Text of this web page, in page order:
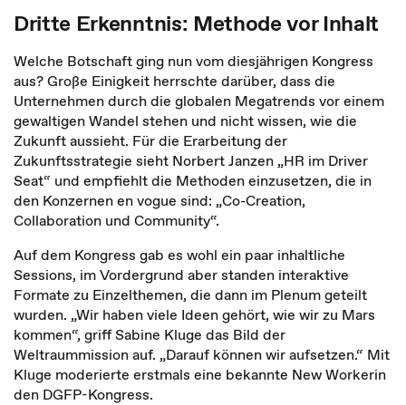
Dritte Erkenntnis: Methode vor Inhalt
Welche Botschaft ging nun vom diesjährigen Kongress
aus? Große Einigkeit herrschte darüber, dass die
Unternehmen durch die globalen Megatrends vor einem
gewaltigen Wandel stehen und nicht wissen, wie die
Zukunft aussieht. Für die Erarbeitung der
Zukunftsstrategie sieht Norbert Janzen „HR im Driver
Seat“ und empfiehlt die Methoden einzusetzen, die in
den Konzernen en vogue sind: „Co-Creation,
Collaboration und Community“.
Auf dem Kongress gab es wohl ein paar inhaltliche
Sessions, im Vordergrund aber standen interaktive
Formate zu Einzelthemen, die dann im Plenum geteilt
wurden. „Wir haben viele Ideen gehört, wie wir zu Mars
kommen“, griff Sabine Kluge das Bild der
Weltraummission auf. „Darauf können wir aufsetzen.“ Mit
Kluge moderierte erstmals eine bekannte New Workerin
den DGFP-Kongress.